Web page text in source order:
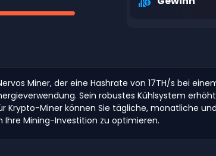
Miner, der eine Hashrate von 17TH/s bei
Sein robustes Kühlsystem
Krypto-Miner können Sie tägliche, monatliche
Mining-Investition zu optimieren.